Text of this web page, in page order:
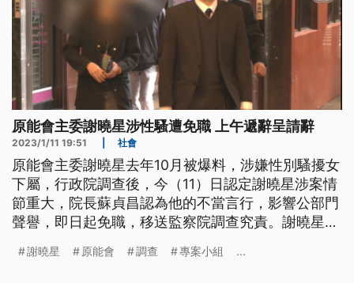
原能會主委謝曉星涉性騷遭免職 上午遞辭呈請辭
2023/1/11 19:51 社會
原能會主委謝曉星去年10月被爆料，涉嫌性別騷擾女
下屬，行政院調查後，今（11）日認定謝曉星涉案情
節重大，院長蘇貞昌認為他的不當言行，影響公部門
聲譽，即日起免職，移送監察院調查究責。謝曉星在
示，未來會將性別平等教育訓練列為重點，以案例方
謝曉星 原能會 調查 專案小組 ...